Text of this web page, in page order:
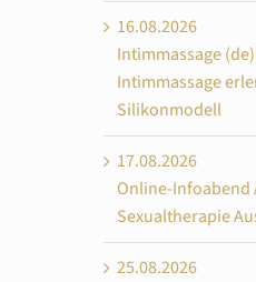
16.08.2026
Intimmassage
Intimmassage
Silikonmodell
17.08.2026
Online-Infoabend
Sexualtherapie
25.08.2026